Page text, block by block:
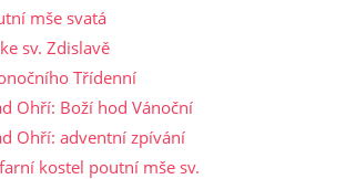
mše svatá
sv. Zdislavě
Třídenní
Ohří: Boží hod Vánoční
Ohří: adventní zpívání
kostel poutní mše sv.